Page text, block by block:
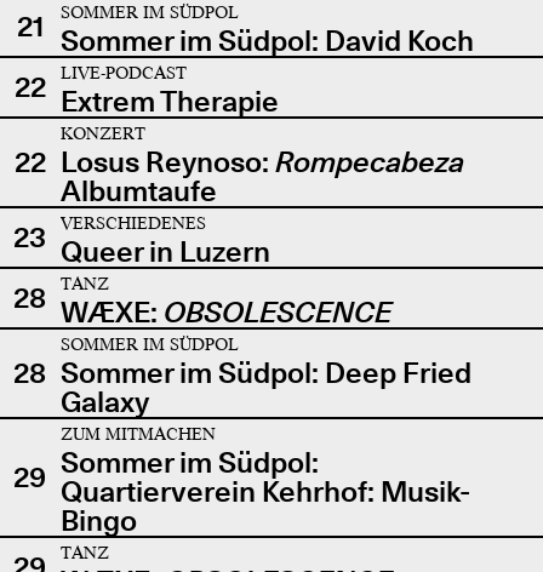
21
SOMMER IM SÜDPOL
Sommer im Südpol: David Koch
22
LIVE-PODCAST
Extrem Therapie
22
KONZERT
Losus Reynoso: Rompecabeza
Albumtaufe
23
VERSCHIEDENES
Queer in Luzern
28
TANZ
WÆXE: OBSOLESCENCE
28
SOMMER IM SÜDPOL
Sommer im Südpol: Deep Fried
Galaxy
29
ZUM MITMACHEN
Sommer im Südpol:
Quartierverein Kehrhof: Musik-
Bingo
TANZ